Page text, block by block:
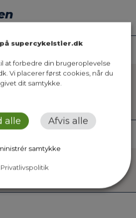
at være lanceret inden
endnu ikke beregnet.
supercykelstier.dk
at forbedre din brugeroplevelse
Vi placerer først cookies, når du
dit samtykke.
alle Afvis alle
samtykke
Privatlivspolitik